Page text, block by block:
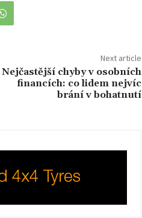
Next article
Nejčastější chyby v osobních
financích: co lidem nejvíc
brání v bohatnutí